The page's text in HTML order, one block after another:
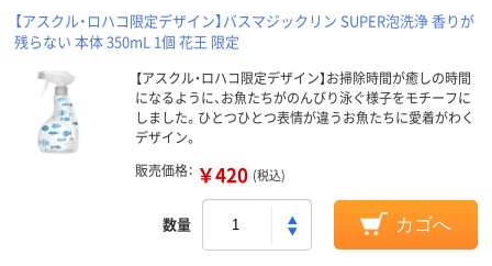
【アスクル・ロハコ限定デザイン】バスマジックリン SUPER泡洗浄 香りが
残らない 本体 350mL 1個 花王 限定
【アスクル・ロハコ限定デザイン】お掃除時間が癒しの時間
になるように、お魚たちがのんびり泳ぐ様子をモチーフに
しました。ひとつひとつ表情が違うお魚たちに愛着がわく
デザイン。
販売価格： ￥420 (税込)
数量 カゴへ